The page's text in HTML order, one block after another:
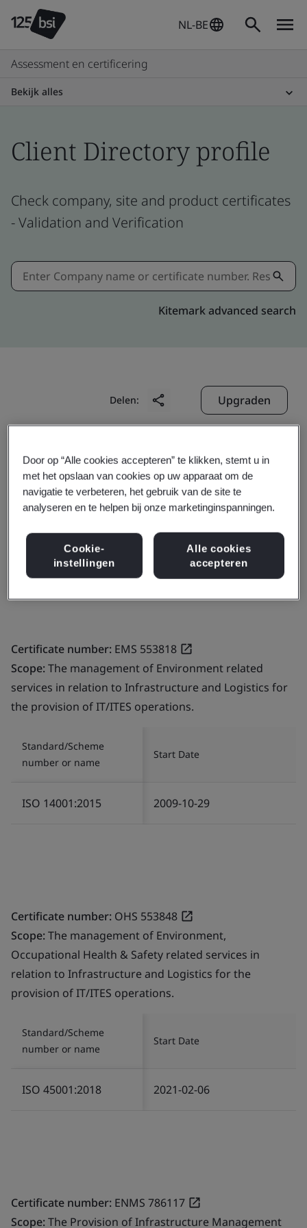
NL-BE
Assessment en certificering
Bekijk alles
Client Directory profile
Check company, site and product certificates
- Validation and Verification
Kitemark advanced search
Delen: Upgraden
Genpact India Private Limited
Stellar - M/S Osprey E commerce pvt ltd
Plot 5&6, Sector-135
201 301
Certificate number: EMS 553818
Scope:The management of Environment related
services in relation to Infrastructure and Logistics for
the provision of IT/ITES operations.
Standard/Scheme
number or name
Start Date
ISO 14001:2015 2009-10-29
Certificate number: OHS 553848
Scope:The management of Environment,
Occupational Health & Safety related services in
relation to Infrastructure and Logistics for the
provision of IT/ITES operations.
Standard/Scheme
number or name
Start Date
ISO 45001:2018 2021-02-06
Certificate number: ENMS 786117
Scope:The Provision of Infrastructure Management
Door op “Alle cookies accepteren” te klikken, stemt u in
met het opslaan van cookies op uw apparaat om de
navigatie te verbeteren, het gebruik van de site te
analyseren en te helpen bij onze marketinginspanningen.
Cookie-
instellingen
Alle cookies
accepteren